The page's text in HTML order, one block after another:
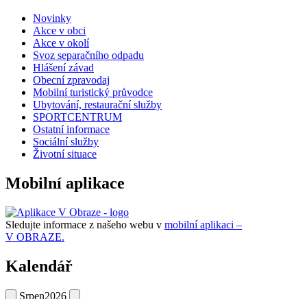
Novinky
Akce v obci
Akce v okolí
Svoz separačního odpadu
Hlášení závad
Obecní zpravodaj
Mobilní turistický průvodce
Ubytování, restaurační služby
SPORTCENTRUM
Ostatní informace
Sociální služby
Životní situace
Mobilní aplikace
Sledujte informace z našeho webu v mobilní aplikaci –
V OBRAZE.
Kalendář
Srpen2026